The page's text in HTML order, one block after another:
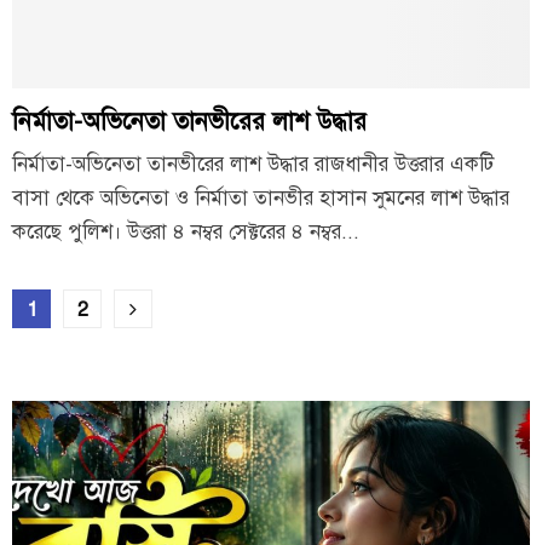
নির্মাতা-অভিনেতা তানভীরের লাশ উদ্ধার
নির্মাতা-অভিনেতা তানভীরের লাশ উদ্ধার রাজধানীর উত্তরার একটি
বাসা থেকে অভিনেতা ও নির্মাতা তানভীর হাসান সুমনের লাশ উদ্ধার
করেছে পুলিশ। উত্তরা ৪ নম্বর সেক্টরের ৪ নম্বর...
Posts
1 2